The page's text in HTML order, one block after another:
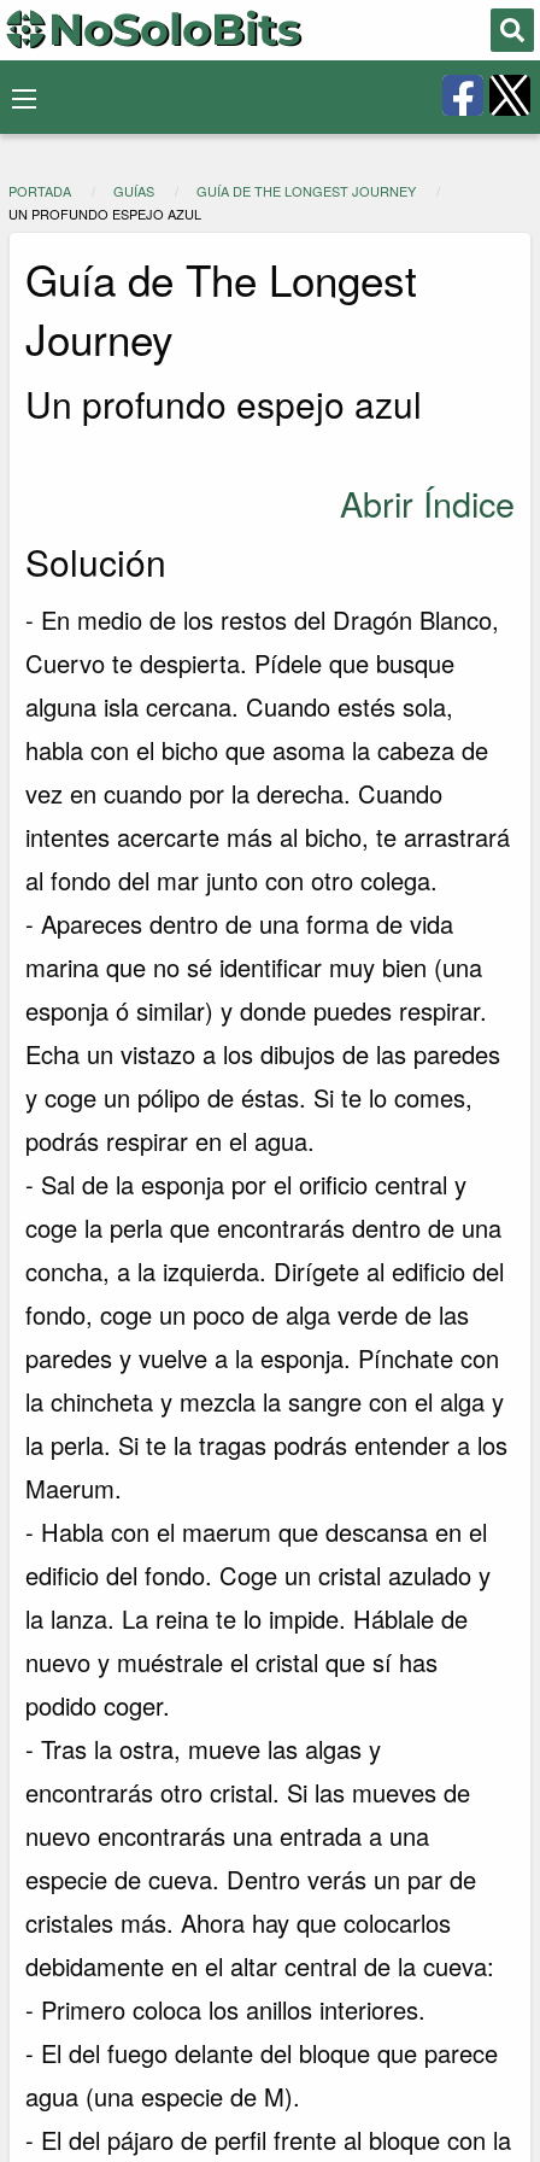
PORTADA GUÍAS
GUÍA DE THE LONGEST JOURNEY
UN PROFUNDO ESPEJO AZUL
Guía de The Longest
Journey
Un profundo espejo azul
Abrir Índice
Solución
- En medio de los restos del Dragón Blanco,
Cuervo te despierta. Pídele que busque
alguna isla cercana. Cuando estés sola,
habla con el bicho que asoma la cabeza de
vez en cuando por la derecha. Cuando
intentes acercarte más al bicho, te arrastrará
al fondo del mar junto con otro colega.
- Apareces dentro de una forma de vida
marina que no sé identificar muy bien (una
esponja ó similar) y donde puedes respirar.
Echa un vistazo a los dibujos de las paredes
y coge un pólipo de éstas. Si te lo comes,
podrás respirar en el agua.
- Sal de la esponja por el orificio central y
coge la perla que encontrarás dentro de una
concha, a la izquierda. Dirígete al edificio del
fondo, coge un poco de alga verde de las
paredes y vuelve a la esponja. Pínchate con
la chincheta y mezcla la sangre con el alga y
la perla. Si te la tragas podrás entender a los
Maerum.
- Habla con el maerum que descansa en el
edificio del fondo. Coge un cristal azulado y
la lanza. La reina te lo impide. Háblale de
nuevo y muéstrale el cristal que sí has
podido coger.
- Tras la ostra, mueve las algas y
encontrarás otro cristal. Si las mueves de
nuevo encontrarás una entrada a una
especie de cueva. Dentro verás un par de
cristales más. Ahora hay que colocarlos
debidamente en el altar central de la cueva:
- Primero coloca los anillos interiores.
- El del fuego delante del bloque que parece
agua (una especie de M).
- El del pájaro de perfil frente al bloque con la